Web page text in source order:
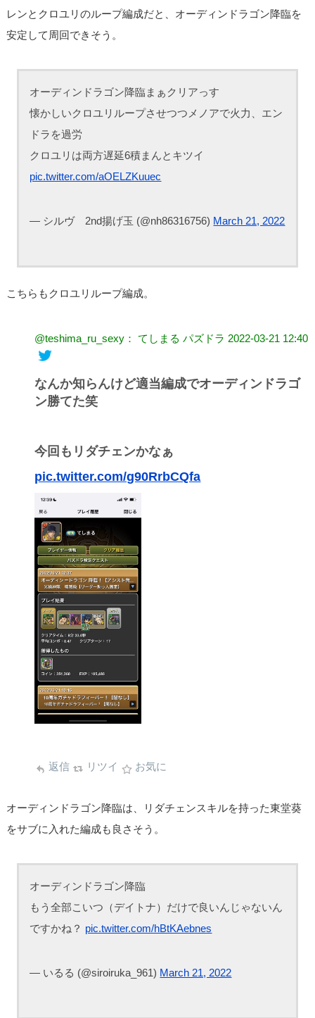
レンとクロユリのループ編成だと、オーディンドラゴン降臨を
安定して周回できそう。
オーディンドラゴン降臨まぁクリアっす
懐かしいクロユリループさせつつメノアで火力、エン
ドラを過労
クロユリは両方遅延6積まんとキツイ
pic.twitter.com/aOELZKuuec
— シルヴ 2nd揚げ玉 (@nh86316756) March 21, 2022
こちらもクロユリループ編成。
@teshima_ru_sexy： てしまる パズドラ 2022-03-21 12:40
なんか知らんけど適当編成でオーディンドラゴ
ン勝てた笑
今回もリダチェンかなぁ
pic.twitter.com/g90RrbCQfa
返信 リツイ お気に
オーディンドラゴン降臨は、リダチェンスキルを持った東堂葵
をサブに入れた編成も良さそう。
オーディンドラゴン降臨
もう全部こいつ（デイトナ）だけで良いんじゃないん
ですかね？ pic.twitter.com/hBtKAebnes
— いるる (@siroiruka_961) March 21, 2022